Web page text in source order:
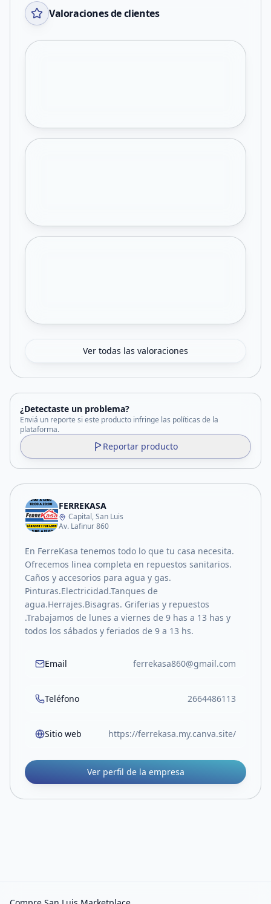
Valoraciones de clientes
Ver todas las valoraciones
¿Detectaste un problema?
Enviá un reporte si este producto infringe las políticas de la
plataforma.
Reportar producto
FERREKASA
Capital, San Luis
Av. Lafinur 860
En FerreKasa tenemos todo lo que tu casa necesita.
Ofrecemos linea completa en repuestos sanitarios.
Caños y accesorios para agua y gas.
Pinturas.Electricidad.Tanques de
agua.Herrajes.Bisagras. Griferias y repuestos
.Trabajamos de lunes a viernes de 9 has a 13 has y
todos los sábados y feriados de 9 a 13 hs.
Email ferrekasa860@gmail.com
Teléfono 2664486113
Sitio web https://ferrekasa.my.canva.site/
Ver perfil de la empresa